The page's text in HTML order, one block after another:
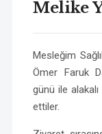
Melike
Mesleğim
Ömer Faruk
günü ile
ettiler.